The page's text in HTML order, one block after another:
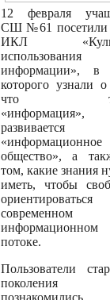
12 февраля
СШ №61 посетили
ИКЛ
использования
информации», в
которого узнали
что
«информация»,
развивается
«информационное
общество», а
том, какие знания
иметь, чтобы
современном
информационном
потоке.
Пользователи
поколения